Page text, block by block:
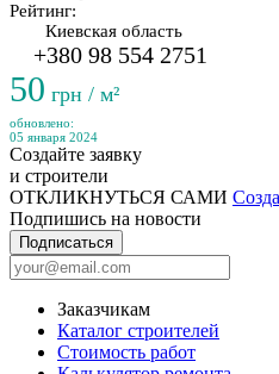
Рейтинг:
Киевская область
+380 98 554 2751
50 грн / м²
обновлено:
05 января 2024
Создайте заявку
и строители
ОТКЛИКНУТЬСЯ САМИ
Подпишись на новости
Подписаться
Заказчикам
Каталог строителей
Стоимость работ